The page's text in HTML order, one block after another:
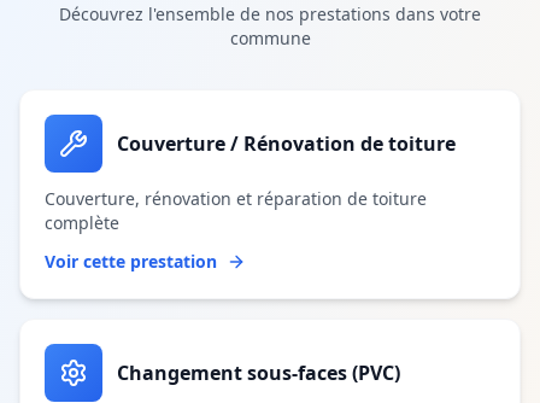
Découvrez l'ensemble de nos prestations dans votre
commune
Couverture / Rénovation de toiture
Couverture, rénovation et réparation de toiture
complète
Voir cette prestation
Changement sous-faces (PVC)